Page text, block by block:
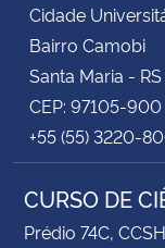
Cidade
Bairro Camobi
Santa Maria - RS
CEP: 97105-900
+55 (55) 3220-
CURSO DE
Prédio 74C, CCSH